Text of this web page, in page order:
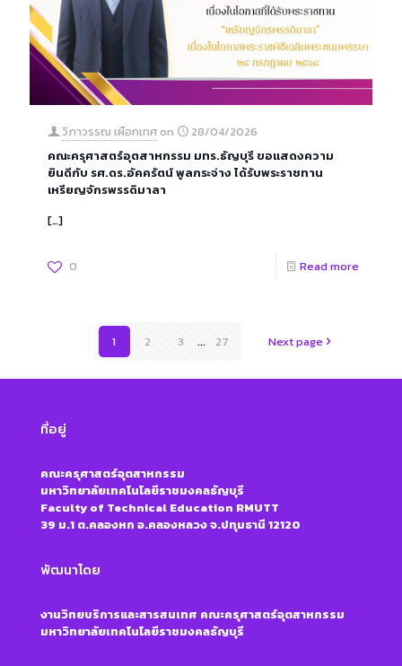
วิภาวรรณ เผือกเทศ on
28/04/2026
คณะครุศาสตร์อุตสาหกรรม มทร.ธัญบุรี ขอแสดงความ
ยินดีกับ รศ.ดร.อัคครัตน์ พูลกระจ่าง ได้รับพระราชทาน
เหรียญจักรพรรดิมาลา
[…]
0 Read more
1 2 3 ... 27 Next page
ที่อยู่
คณะครุศาสตร์อุตสาหกรรม
มหาวิทยาลัยเทคโนโลยีราชมงคลธัญบุรี
Faculty of Technical Education RMUTT
39 ม.1 ต.คลองหก อ.คลองหลวง จ.ปทุมธานี 12120
พัฒนาโดย
งานวิทยบริการและสารสนเทศ คณะครุศาสตร์อุตสาหกรรม
มหาวิทยาลัยเทคโนโลยีราชมงคลธัญบุรี